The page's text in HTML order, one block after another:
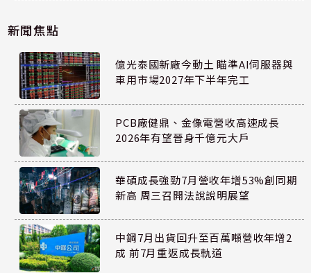
新聞焦點
億光泰國新廠今動土 瞄準AI伺服器與
車用市場2027年下半年完工
PCB廠健鼎、金像電營收高速成長
2026年有望晉身千億元大戶
華碩成長強勁7月營收年增53%創同期
新高 周三召開法說說明展望
中鋼7月出貨回升至百萬噸營收年增2
成 前7月重返成長軌道